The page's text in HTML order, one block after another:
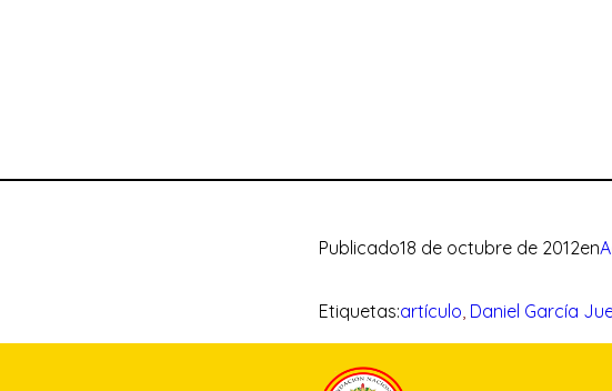
Publicado18 de octubre de 2012en
Etiquetas:artículo, Daniel García